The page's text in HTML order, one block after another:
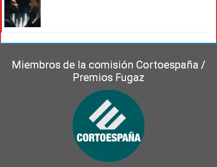
Miembros de la comisión Cortoespaña /
Premios Fugaz